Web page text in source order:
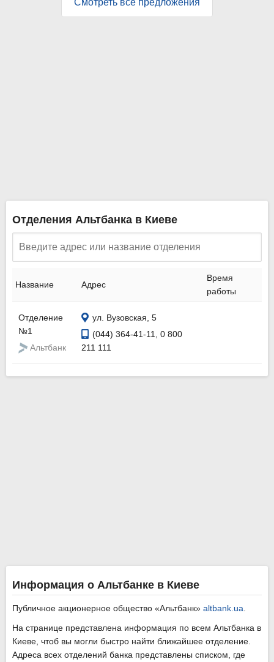
Смотреть все предложения
Отделения Альтбанка в Киеве
Название Адрес
Время
работы
Отделение
№1
Альтбанк
ул. Вузовская, 5
(044) 364-41-11, 0 800
211 111
Информация о Альтбанке в Киеве
Публичное акционерное общество «Альтбанк» altbank.ua
На странице представлена информация по всем Альтбанка в
Киеве, чтоб вы могли быстро найти ближайшее отделение.
Адреса всех отделений банка представлены списком, где